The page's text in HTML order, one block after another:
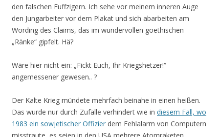
den falschen Fuffzigern. Ich sehe vor meinem inneren Auge
den Jungarbeiter vor dem Plakat und sich abarbeiten am
Wording des Claims, das im wundervollen goethischen
„Ränke“ gipfelt. Hä?
Wäre hier nicht ein: „Fickt Euch, Ihr Kriegshetzer!“
angemessener gewesen.. ?
Der Kalte Krieg mündete mehrfach beinahe in einen heißen.
Das wurde nur durch Zufälle verhindert wie in diesem Fall, wo
1983 ein sowjetischer Offizier dem Fehlalarm von Computern